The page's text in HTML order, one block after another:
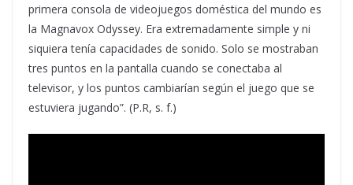
primera consola de videojuegos doméstica del mundo es
la Magnavox Odyssey. Era extremadamente simple y ni
siquiera tenía capacidades de sonido. Solo se mostraban
tres puntos en la pantalla cuando se conectaba al
televisor, y los puntos cambiarían según el juego que se
estuviera jugando”. (P.R, s. f.)